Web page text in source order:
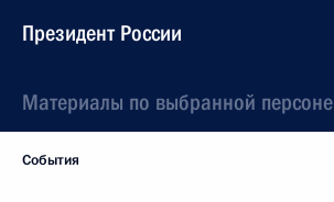
Президент России
Материалы по выбранной персоне
События